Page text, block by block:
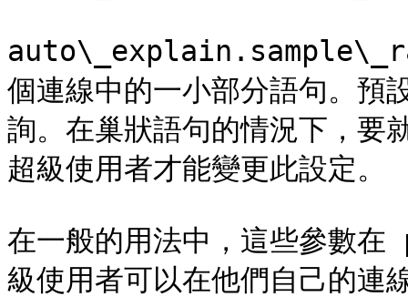
個連線中的一小部分語句。
詢。在巢狀語句的情況下，要
超級使用者才能變更此設定。
在一般的用法中，這些參數
級使用者可以在他們自己的連